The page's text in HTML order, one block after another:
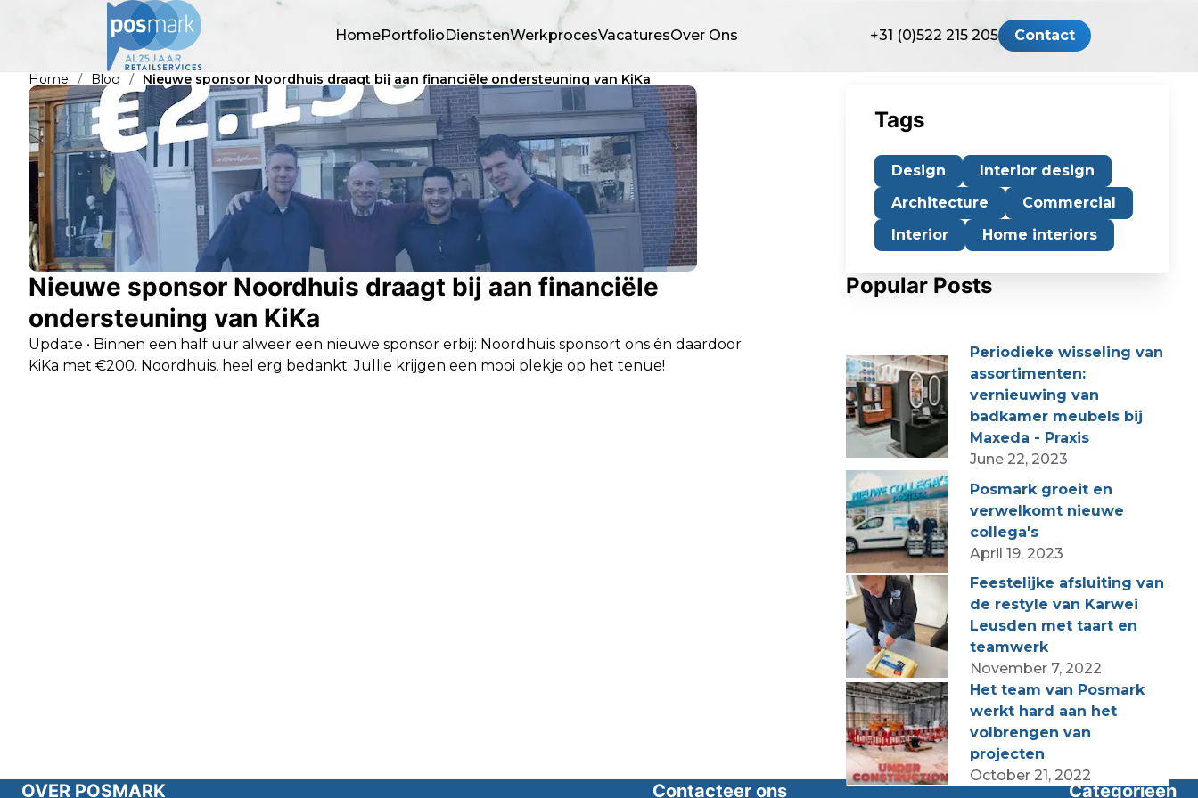
HomePortfolioDienstenWerkprocesVacaturesOver Ons +31 (0)522 215 205 Contact
Home / Blog / Nieuwe sponsor Noordhuis draagt bij aan financiële ondersteuning van KiKa
Nieuwe sponsor Noordhuis draagt bij aan financiële
ondersteuning van KiKa
Update • Binnen een half uur alweer een nieuwe sponsor erbij: Noordhuis sponsort ons én daardoor
KiKa met €200. Noordhuis, heel erg bedankt. Jullie krijgen een mooi plekje op het tenue!
Tags
Design
Interior design
Architecture
Commercial
Interior
Home interiors
Popular Posts
Periodieke wisseling van
assortimenten:
vernieuwing van
badkamer meubels bij
Maxeda - Praxis
June 22, 2023
Posmark groeit en
verwelkomt nieuwe
collega's
April 19, 2023
Feestelijke afsluiting van
de restyle van Karwei
Leusden met taart en
teamwerk
November 7, 2022
Het team van Posmark
werkt hard aan het
volbrengen van
projecten
October 21, 2022
OVER POSMARK Contacteer ons Categorieën